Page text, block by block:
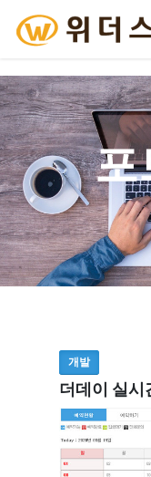
포
개발
더데이 실시